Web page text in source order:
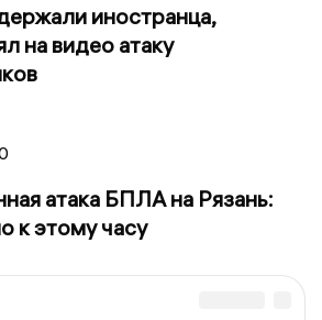
иностранца,
на видео атаку
атака БПЛА на Рязань:
к этому часу